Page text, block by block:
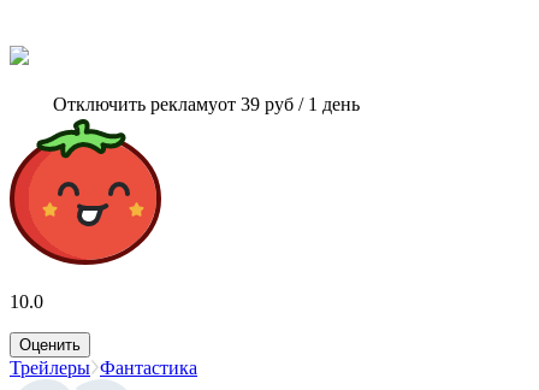
Отключить рекламуот 39 руб / 1 день
10.0
Оценить
Трейлеры Фантастика